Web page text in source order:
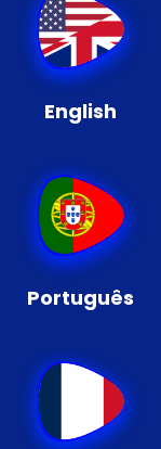
English
Português